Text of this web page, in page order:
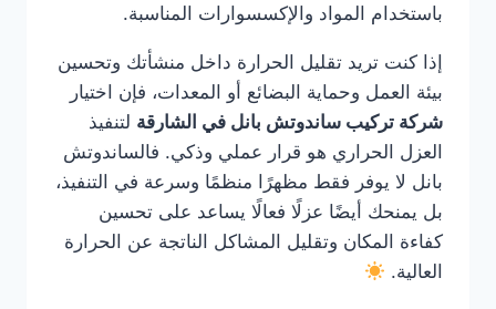
باستخدام المواد والإكسسوارات المناسبة.
إذا كنت تريد تقليل الحرارة داخل منشأتك وتحسين
بيئة العمل وحماية البضائع أو المعدات، فإن اختيار
شركة تركيب ساندوتش بانل في الشارقة لتنفيذ
العزل الحراري هو قرار عملي وذكي. فالساندوتش
بانل لا يوفر فقط مظهرًا منظمًا وسرعة في التنفيذ،
بل يمنحك أيضًا عزلًا فعالًا يساعد على تحسين
كفاءة المكان وتقليل المشاكل الناتجة عن الحرارة
العالية.